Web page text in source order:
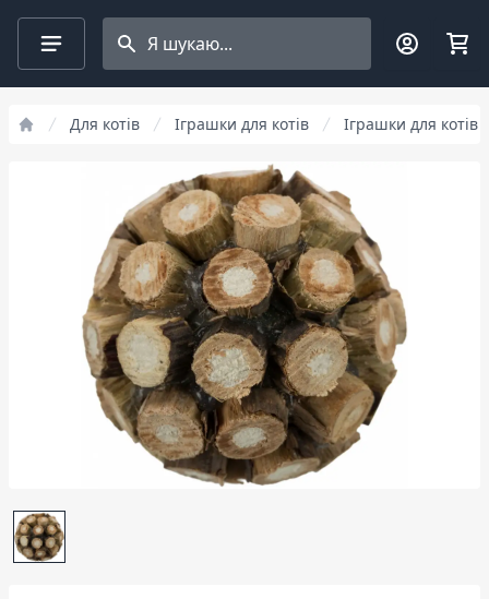
Search projects
Для котів Іграшки для котів Іграшки для котів